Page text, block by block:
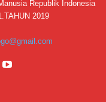
Republik Indonesia
2019